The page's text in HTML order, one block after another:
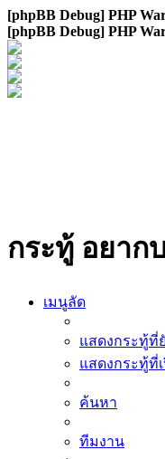
[phpBB Debug] PHP
[phpBB Debug] PHP
กระทู้ อยาก
เมนูลัด
แสดงกระทู้ที่
แสดงกระทู้ที่
ค้นหา
ทีมงาน